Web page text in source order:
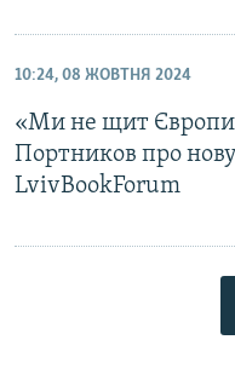
10:24, 08 ЖОВТНЯ 2024
«Ми не щит Європи,
Портников про
LvivBookForum